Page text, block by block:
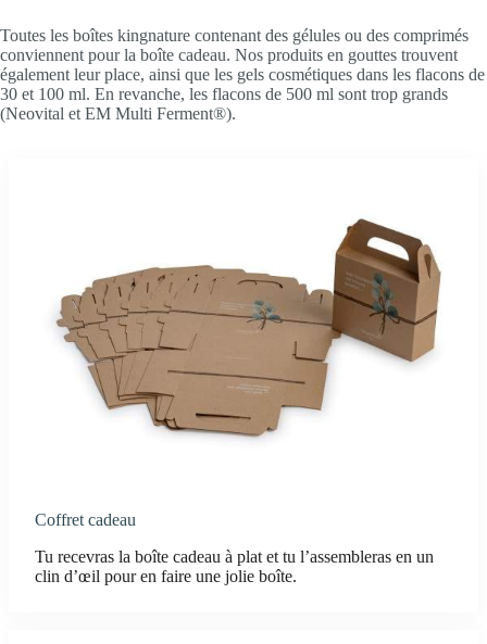
Toutes les boîtes kingnature contenant des gélules ou des comprimés
conviennent pour la boîte cadeau. Nos produits en gouttes trouvent
également leur place, ainsi que les gels cosmétiques dans les flacons de
30 et 100 ml. En revanche, les flacons de 500 ml sont trop grands
(Neovital et EM Multi Ferment®).
Coffret cadeau
Tu recevras la boîte cadeau à plat et tu l’assembleras en un
clin d’œil pour en faire une jolie boîte.